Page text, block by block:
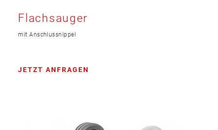
Flachsauger
mit Anschlussnippel
JETZT ANFRAGEN